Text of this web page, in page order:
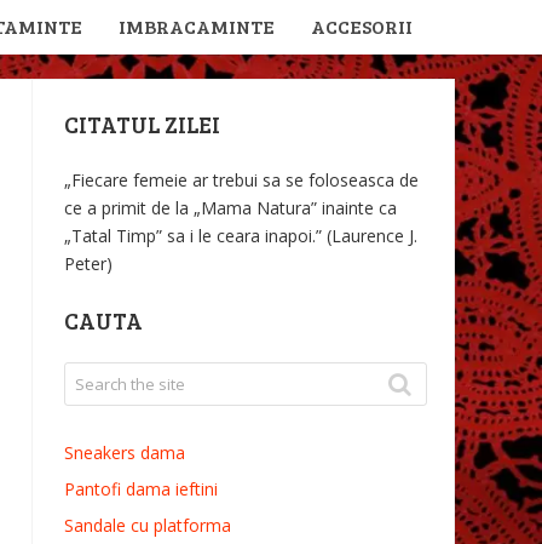
IMBRACAMINTE ACCESORII
CITATUL ZILEI
„Fiecare femeie ar trebui sa se foloseasca de
ce a primit de la „Mama Natura” inainte ca
„Tatal Timp” sa i le ceara inapoi.” (Laurence J.
Peter)
CAUTA
Sneakers dama
Pantofi dama ieftini
Sandale cu platforma